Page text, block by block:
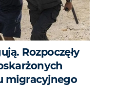
Rozpoczęły
migracyjnego